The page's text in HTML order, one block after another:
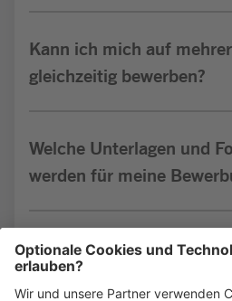
Kann ich mich auf
gleichzeitig bewerben?
Welche Unterlagen und
werden für meine
Bin ich für die Stelle